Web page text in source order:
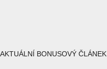
AKTUÁLNÍ BONUSOVÝ ČLÁNEK